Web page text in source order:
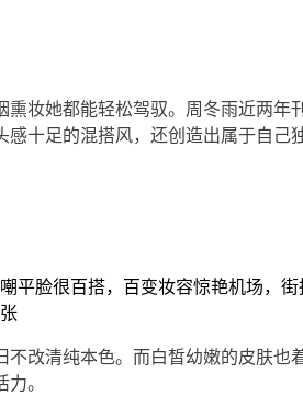
妆她都能轻松驾驭。周冬雨近两
十足的混搭风，还创造出属于自
改清纯本色。而白皙幼嫩的皮肤也
。